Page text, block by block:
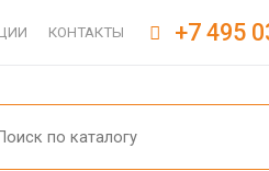
КОНТАКТЫ +7 495